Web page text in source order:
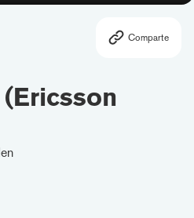
Comparte